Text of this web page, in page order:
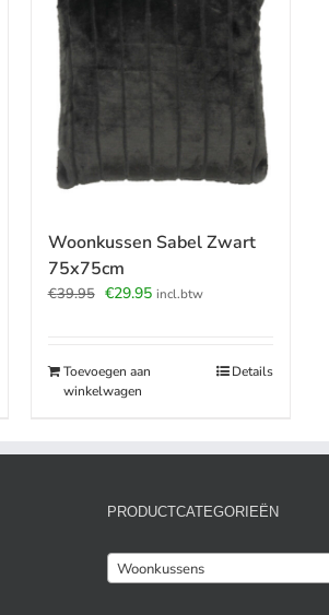
Woonkussen Sabel Zwart
75x75cm
€39.95 Oorspronkelijke
€29.95Huidige
incl.btw
Toevoegen aan
winkelwagen
Details
PRODUCTCATEGORIEËN
Woonkussens